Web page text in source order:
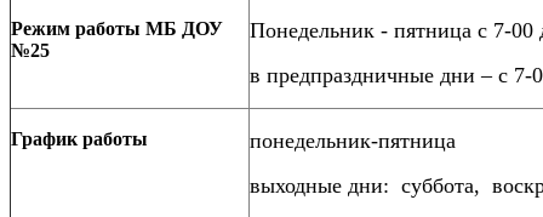
Режим работы МБ ДОУ
№25
Понедельник - пятница с 7-00
в предпраздничные дни – с 7-
График работы
понедельник-пятница
выходные дни: суббота,